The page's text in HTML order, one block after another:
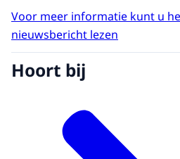
Voor meer informatie kunt u
nieuwsbericht lezen
Hoort bij